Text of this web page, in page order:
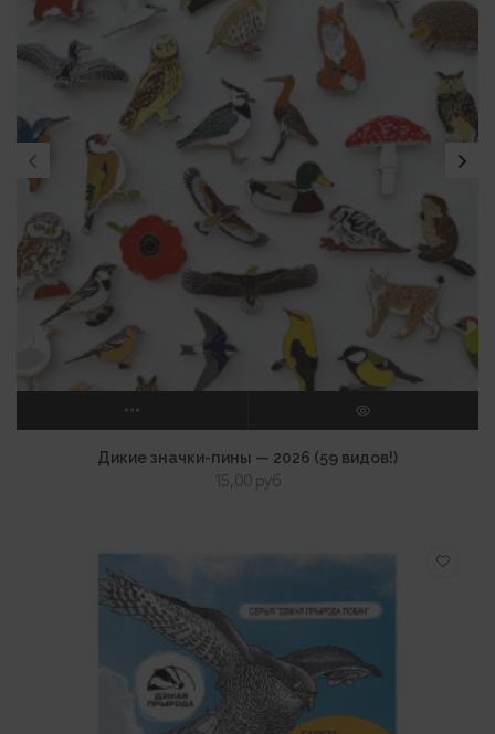
ВЫБЕРИТЕ ПАРАМЕТРЫ ПРОСМОТР
Дикие значки-пины — 2026 (59 видов!)
15,00 руб